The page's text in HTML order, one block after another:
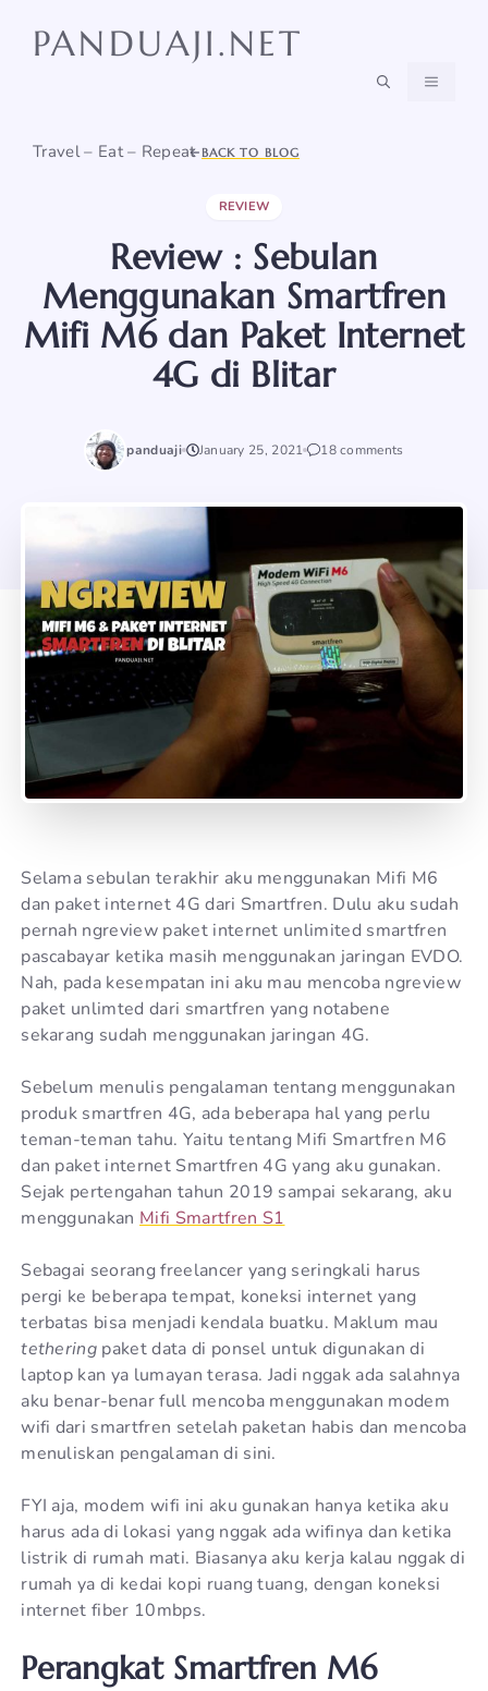
PANDUAJI.NET
Travel – Eat – Repeat
MENU
BACK TO BLOG
REVIEW
Review : Sebulan
Menggunakan Smartfren
Mifi M6 dan Paket Internet
4G di Blitar
panduaji January 25, 2021 18 comments
Selama sebulan terakhir aku menggunakan Mifi M6
dan paket internet 4G dari Smartfren. Dulu aku sudah
pernah ngreview paket internet unlimited smartfren
pascabayar ketika masih menggunakan jaringan EVDO.
Nah, pada kesempatan ini aku mau mencoba ngreview
paket unlimted dari smartfren yang notabene
sekarang sudah menggunakan jaringan 4G.
Sebelum menulis pengalaman tentang menggunakan
produk smartfren 4G, ada beberapa hal yang perlu
teman-teman tahu. Yaitu tentang Mifi Smartfren M6
dan paket internet Smartfren 4G yang aku gunakan.
Sejak pertengahan tahun 2019 sampai sekarang, aku
menggunakan Mifi Smartfren S1
Sebagai seorang freelancer yang seringkali harus
pergi ke beberapa tempat, koneksi internet yang
terbatas bisa menjadi kendala buatku. Maklum mau
tethering paket data di ponsel untuk digunakan di
laptop kan ya lumayan terasa. Jadi nggak ada salahnya
aku benar-benar full mencoba menggunakan modem
wifi dari smartfren setelah paketan habis dan mencoba
menuliskan pengalaman di sini.
FYI aja, modem wifi ini aku gunakan hanya ketika aku
harus ada di lokasi yang nggak ada wifinya dan ketika
listrik di rumah mati. Biasanya aku kerja kalau nggak di
rumah ya di kedai kopi ruang tuang, dengan koneksi
internet fiber 10mbps.
Perangkat Smartfren M6